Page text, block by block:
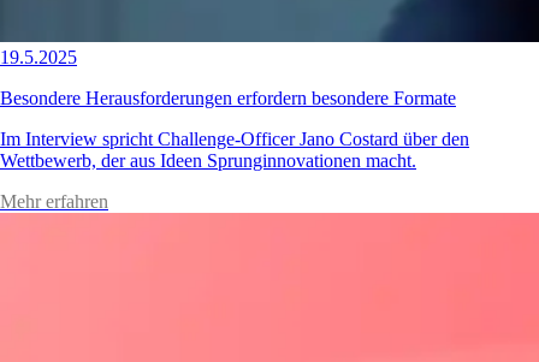
19.5.2025
Besondere Herausforderungen erfordern besondere Formate
Im Interview spricht Challenge-Officer Jano Costard über den
Wettbewerb, der aus Ideen Sprunginnovationen macht.
Mehr erfahren